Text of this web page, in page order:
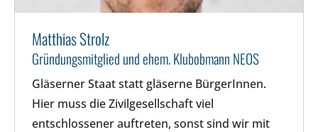
Matthias Strolz
Gründungsmitglied und ehem. Klubobmann NEOS
Gläserner Staat statt gläserne BürgerInnen.
Hier muss die Zivilgesellschaft viel
entschlossener auftreten, sonst sind wir mit